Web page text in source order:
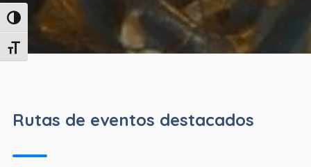
Alternar alto contraste
Alternar tamaño de letra
Rutas de eventos destacados